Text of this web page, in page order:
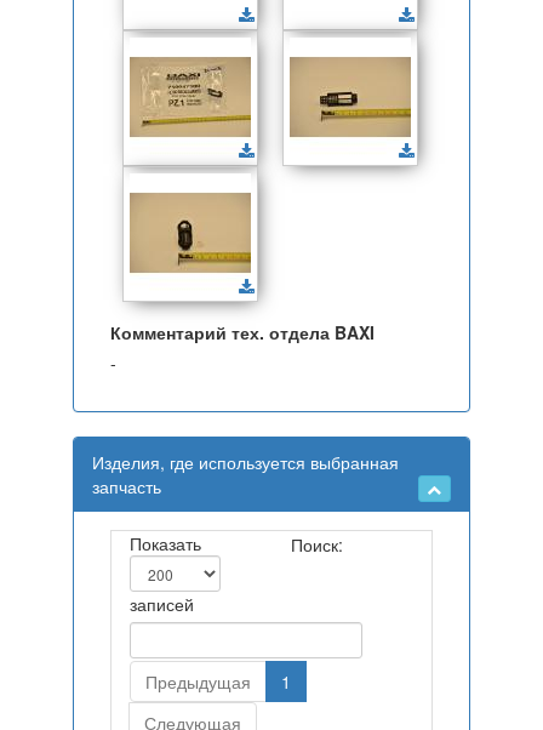
Комментарий тех. отдела BAXI
-
Изделия, где используется выбранная
запчасть
Показать
записей
Поиск:
Предыдущая
1
Следующая